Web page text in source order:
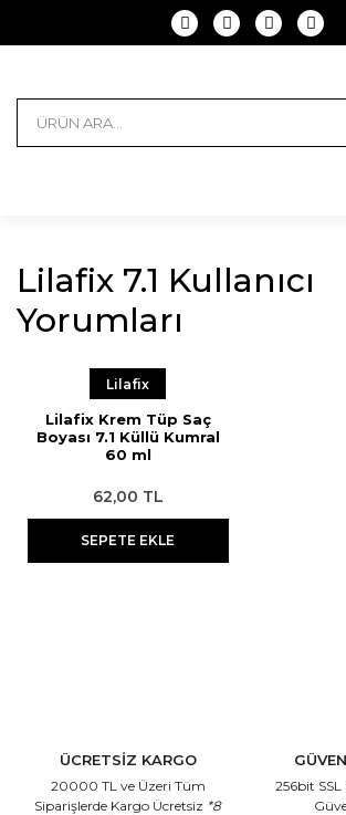
Lilafix 7.1 Kullanıcı
Yorumları
Lilafix
Lilafix Krem Tüp Saç
Boyası 7.1 Küllü Kumral
60 ml
62,00 TL
SEPETE EKLE
ÜCRETSİZ KARGO
20000 TL ve Üzeri Tüm
Siparişlerde Kargo Ücretsiz *8
256bit SSL